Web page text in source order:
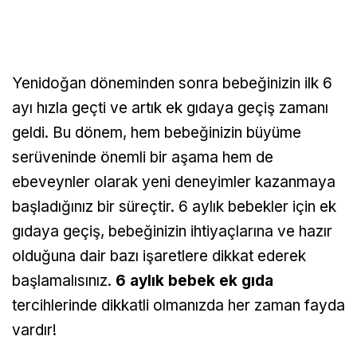
Yenidoğan döneminden sonra bebeğinizin ilk 6
ayı hızla geçti ve artık ek gıdaya geçiş zamanı
geldi. Bu dönem, hem bebeğinizin büyüme
serüveninde önemli bir aşama hem de
ebeveynler olarak yeni deneyimler kazanmaya
başladığınız bir süreçtir. 6 aylık bebekler için ek
gıdaya geçiş, bebeğinizin ihtiyaçlarına ve hazır
olduğuna dair bazı işaretlere dikkat ederek
başlamalısınız. 6 aylık bebek ek gıda
tercihlerinde dikkatli olmanızda her zaman fayda
vardır!